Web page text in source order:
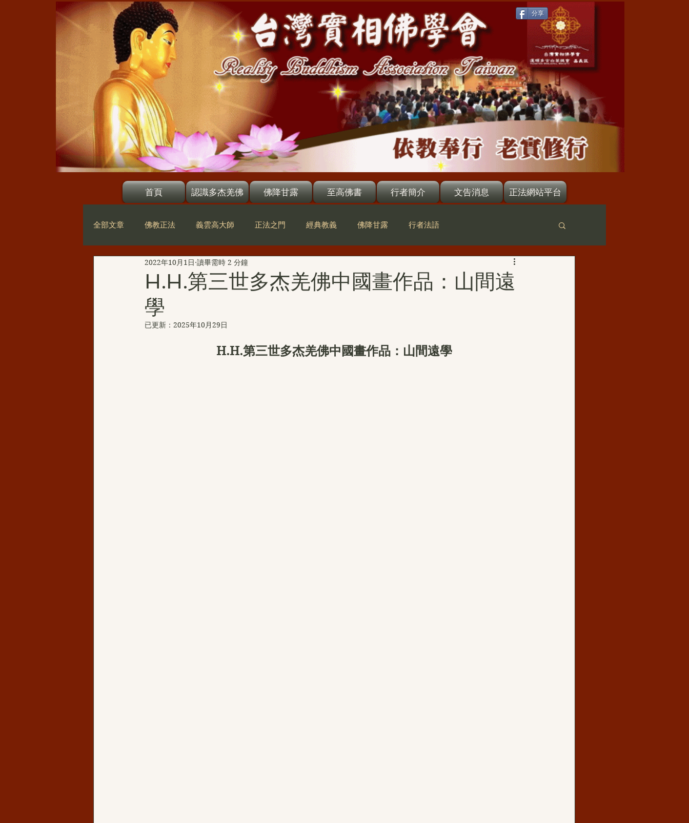
分享
首頁 認識多杰羌佛 佛降甘露 至高佛書 行者簡介 文告消息 正法網站平台
全部文章 佛教正法 義雲高大師 正法之門 經典教義 佛降甘露 行者法語
第三世多杰羌佛辦公室公告 世界佛教總部公告 第三世多杰羌佛正法受用
H.H.第三世多杰羌佛中國畫作品 旺扎上尊 美國舊金山華藏寺
H.H.第三世多杰羌佛中國畫作品：山間遠
學
2022年10月1日 讀畢需時 2 分鐘
已更新： 2025年10月29日
H.H.第三世多杰羌佛中國畫作品：山間遠學